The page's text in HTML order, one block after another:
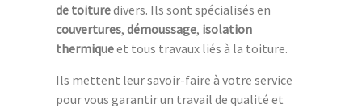
de toituredivers. Ils sont spécialisés en
couvertures, démoussage, isolation
thermiqueet tous travaux liés à la toiture.
Ils mettent leur savoir-faire à votre service
pour vous garantir un travail de qualité et